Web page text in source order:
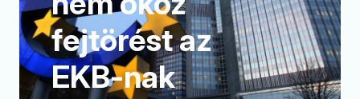
fejtörést az
EKB-nak